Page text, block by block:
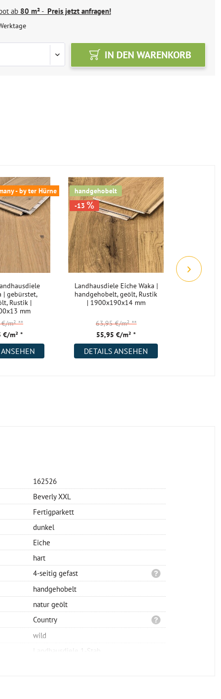
ab 80 m²- Preis jetzt anfragen!
IN DEN WARENKORB
- by ter Hürne
| gebürstet,
Rustik |
mm
€/m² *
€/m²**
handgehobelt
-13
Landhausdiele Eiche Waka |
handgehobelt, geölt, Rustik
| 1900x190x14 mm
55,95 €/m² *
63,95 €/m²**
DETAILS ANSEHEN
162526
Beverly XXL
Fertigparkett
dunkel
Eiche
hart
4-seitig gefast
handgehobelt
natur geölt
Country
wild
Landhausdiele 1-Stab